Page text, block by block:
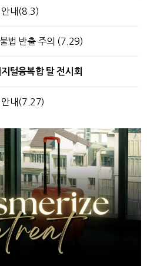
안내(8.3)
법 반출 주의 (7.29)
털융복합 탈 전시회
안내(7.27)